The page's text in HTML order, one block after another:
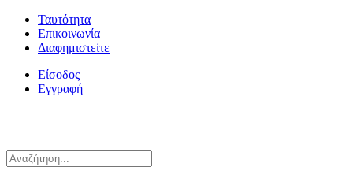
Ταυτότητα
Επικοινωνία
Διαφημιστείτε
Είσοδος
Εγγραφή